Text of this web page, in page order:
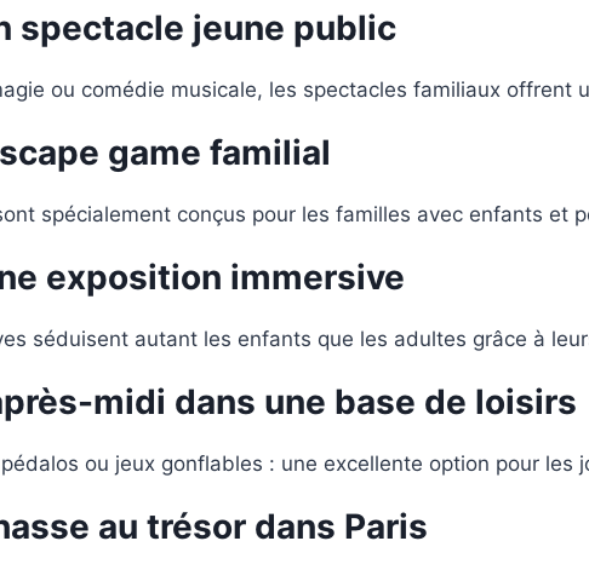
spectacle jeune public
ou comédie musicale, les spectacles familiaux offrent
game familial
spécialement conçus pour les familles avec enfants et
exposition immersive
séduisent autant les enfants que les adultes grâce à
midi dans une base de loisirs
ou jeux gonflables : une excellente option pour les
au trésor dans Paris